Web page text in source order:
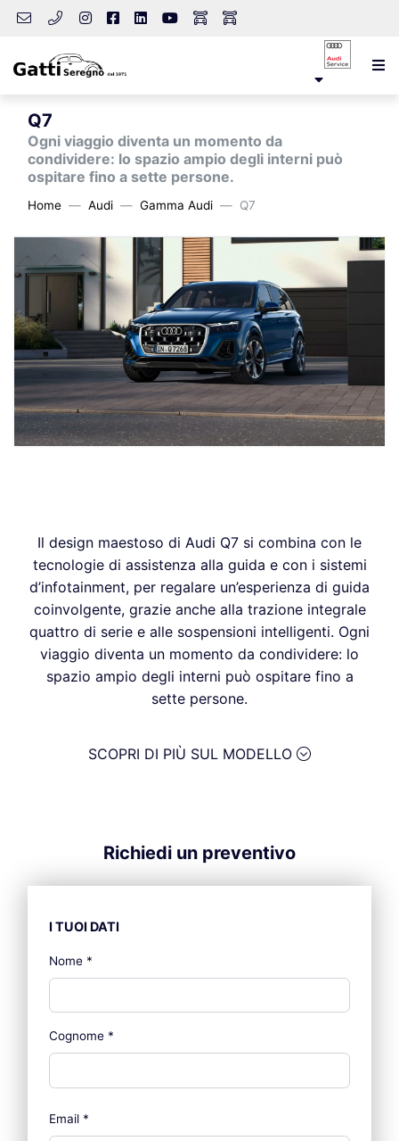
Q7
Ogni viaggio diventa un momento da
condividere: lo spazio ampio degli interni può
ospitare fino a sette persone.
Home Audi Gamma Audi Q7
Il design maestoso di Audi Q7 si combina con le
tecnologie di assistenza alla guida e con i sistemi
d’infotainment, per regalare un’esperienza di guida
coinvolgente, grazie anche alla trazione integrale
quattro di serie e alle sospensioni intelligenti. Ogni
viaggio diventa un momento da condividere: lo
spazio ampio degli interni può ospitare fino a
sette persone.
SCOPRI DI PIÙ SUL MODELLO
Richiedi un preventivo
I TUOI DATI
Nome *
Cognome *
Email *